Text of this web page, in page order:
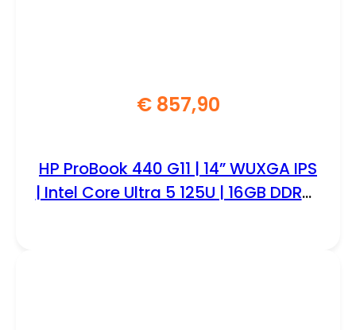
€857,90
HP ProBook 440 G11 | 14” WUXGA IPS
| Intel Core Ultra 5 125U | 16GB DDR5 |